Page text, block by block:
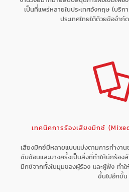
เป็นที่แพร่หลายในประเทศอังกฤษ (บริก
ประเทศไทยได้ด้วยข้อจำ
เทคนิคการร้องเสียงมิกซ์
เสียงมิกซ์มีหลายแบบแบ่งตามการทำงา
ซับซ้อนและบางครั้งเป็นสิ่งที่ทำให้นักร้องสั
มิกซ์จากทั้งในมุมของผู้ร้อง และผู้ฟัง ทำใ
ขึ้นไปอีกขั้น